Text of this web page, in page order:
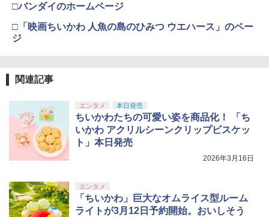
□バンダイのホームページ
□「映画ちいかわ 人魚の島のひみつ ウエハース」のペー
ジ
関連記事
エンタメ 本日発売
ちいかわたちの可愛い姿を商品化！ 「ち
いかわ アクリルシーンクリップビスケッ
ト」本日発売
2026年3月16日
エンタメ
「ちいかわ」巨大なオムライス型ルーム
ライトが3月12日予約開始。おいしそう